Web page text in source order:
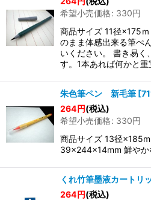
希望小売価格: 330円
商品サイズ 11径×175
のまま体感出来る筆ぺ
いください。 書き易く
す。1本あれば何かと
朱色筆ペン 新毛筆 [
264円(税込)
希望小売価格: 330円
商品サイズ 13径
39×244×14mm 鮮やか
くれ竹筆墨液カートリ
264円(税込)